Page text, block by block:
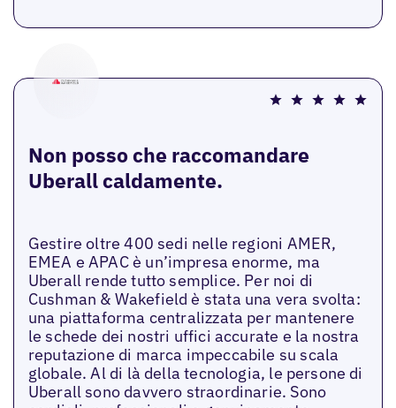
Non posso che raccomandare
Uberall caldamente.
Gestire oltre 400 sedi nelle regioni AMER,
EMEA e APAC è un’impresa enorme, ma
Uberall rende tutto semplice. Per noi di
Cushman & Wakefield è stata una vera svolta:
una piattaforma centralizzata per mantenere
le schede dei nostri uffici accurate e la nostra
reputazione di marca impeccabile su scala
globale. Al di là della tecnologia, le persone di
Uberall sono davvero straordinarie. Sono